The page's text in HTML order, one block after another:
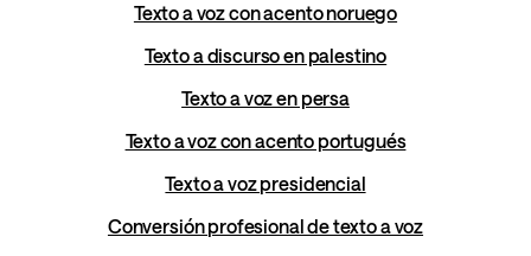
Texto a voz con acento noruego
Texto a discurso en palestino
Texto a voz en persa
Texto a voz con acento portugués
Texto a voz presidencial
Conversión profesional de texto a voz